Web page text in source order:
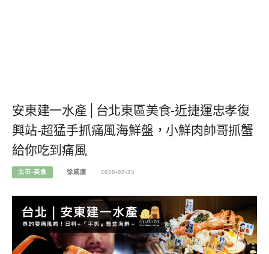
安東建一水產│台北東區美食-近捷運忠孝復
興站-超猛手抓痛風海鮮盤，小鮮肉帥哥抓蟹
給你吃到痛風
北市-美食 徐威廉 2020-02-23